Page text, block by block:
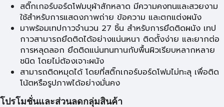
สติ๊กเกอร์บอร์ดโฟมบุผ้าสักหลาด มีความคงทนและสวยงาม
ใช้สำหรับการแสดงภาพถ่าย ข้อความ และตกแต่งผนัง
มาพร้อมเทปกาวจำนวน 27 ชิ้น สำหรับการยึดติดผนัง เทป
กาวสามารถยึดติดได้อย่างแน่นหนา ติดตั้งง่าย และยากต่อ
การหลุดลอก ยึดติดแน่นทนทานกับพื้นผิวเรียบหลากหลาย
ชนิด โดยไม่ต้องเจาะผนัง
สามารถติดหมุดได้ โดยที่สติ๊กเกอร์บอร์ดโฟมไม่ทะลุ เพื่อติด
โน้ตหรือรูปภาพได้อย่างมั่นคง
โปรโมชั่นและส่วนลดกลุ่มสินค้า